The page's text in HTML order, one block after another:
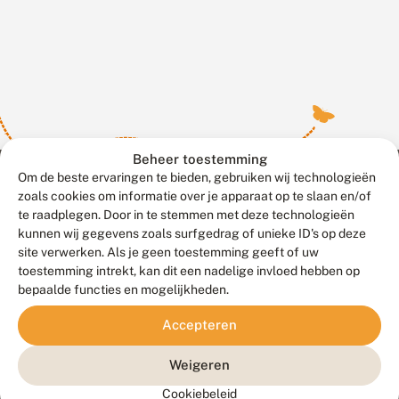
Beheer toestemming
Om de beste ervaringen te bieden, gebruiken wij technologieën
zoals cookies om informatie over je apparaat op te slaan en/of
te raadplegen. Door in te stemmen met deze technologieën
kunnen wij gegevens zoals surfgedrag of unieke ID's op deze
site verwerken. Als je geen toestemming geeft of uw
toestemming intrekt, kan dit een nadelige invloed hebben op
bepaalde functies en mogelijkheden.
Accepteren
Weigeren
Cookiebeleid
Contact
Veelgestelde vragen
Doneer
Meld waarnemingen© 2026 Vlinderstichting
Duurzaam ontwikkeld door
Go2People
, ontworpen door
Blue Field Agency
Privacy
Disclaimer
Sitemap